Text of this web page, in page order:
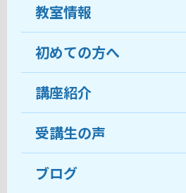
教室情報
教室について
受講生の声
おすすめ・人気の講座
目的から講座を探す
初めての方へ
ココがおすすめ
料金
受講までの流れ
講座紹介
受講生の声
ブログ